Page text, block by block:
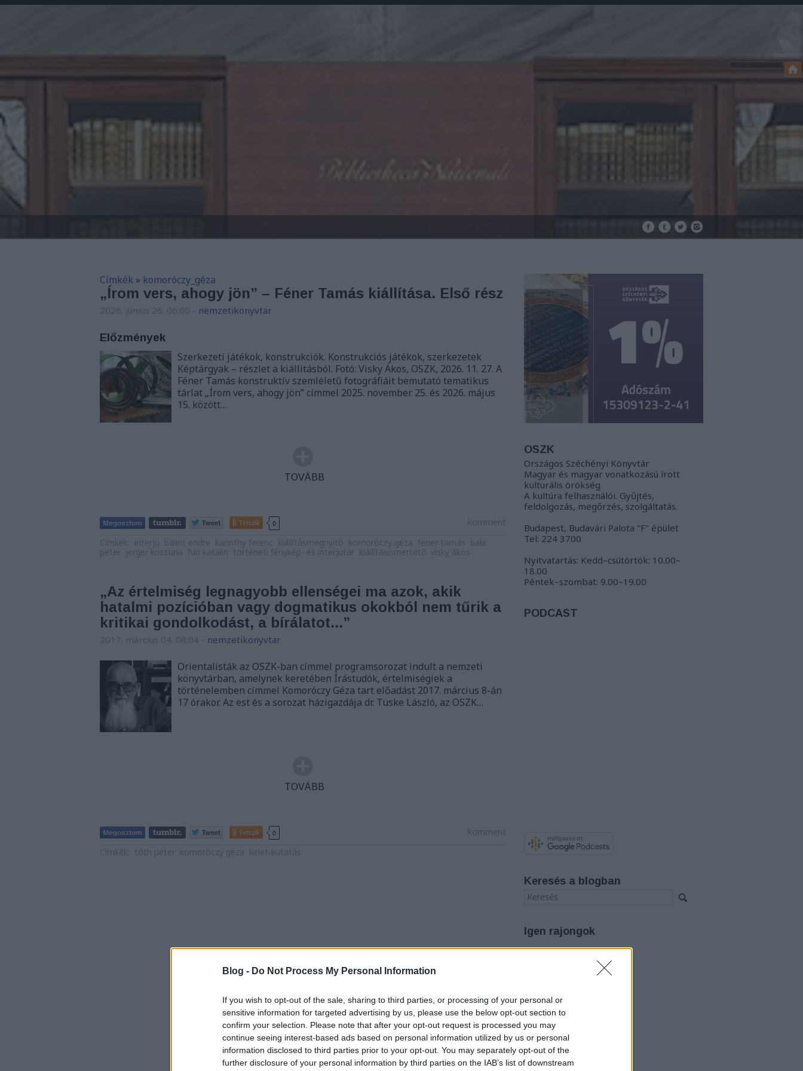
Blog - Do Not Process My Personal Information
If you wish to opt-out of the sale, sharing to third parties, or processing of your personal or
sensitive information for targeted advertising by us, please use the below opt-out section to
confirm your selection. Please note that after your opt-out request is processed you may
continue seeing interest-based ads based on personal information utilized by us or personal
information disclosed to third parties prior to your opt-out. You may separately opt-out of the
further disclosure of your personal information by third parties on the IAB’s list of downstream
Címkék » komoróczy_géza
„Írom vers, ahogy jön” – Féner Tamás kiállítása. Első rész
nemzetikonyvtar
Előzmények
Szerkezeti játékok, konstrukciók. Konstrukciós játékok, szerkezetek
Képtárgyak – részlet a kiállításból. Fotó: Visky Ákos, OSZK, 2026. 11. 27. A
Féner Tamás konstruktív szemléletű fotográfiáit bemutató tematikus
tárlat „Írom vers, ahogy jön” címmel 2025. november 25. és 2026. május
15. között…
TOVÁBB
Tetszik 0
„Az értelmiség legnagyobb ellenségei ma azok, akik
hatalmi pozícióban vagy dogmatikus okokból nem tűrik a
kritikai gondolkodást, a bírálatot...”
nemzetikonyvtar
Orientalisták az OSZK-ban címmel programsorozat indult a nemzeti
könyvtárban, amelynek keretében Írástudók, értelmiségiek a
történelemben címmel Komoróczy Géza tart előadást 2017. március 8-án
17 órakor. Az est és a sorozat házigazdája dr. Tüske László, az OSZK…
TOVÁBB
Tetszik 0
OSZK
Országos Széchényi Könyvtár
Magyar és magyar vonatkozású írott
kulturális örökség
A kultúra felhasználói. Gyűjtés,
feldolgozás, megőrzés, szolgáltatás.
Budapest, Budavári Palota "F" épület
Tel: 224 3700
Nyitvatartás: Kedd–csütörtök: 10.00–
18.00
Péntek–szombat: 9.00–19.00
PODCAST
Keresés a blogban
Igen rajongok
3)
2026 június
2026 május
2026 március
2026 február
2026 január
2025 december